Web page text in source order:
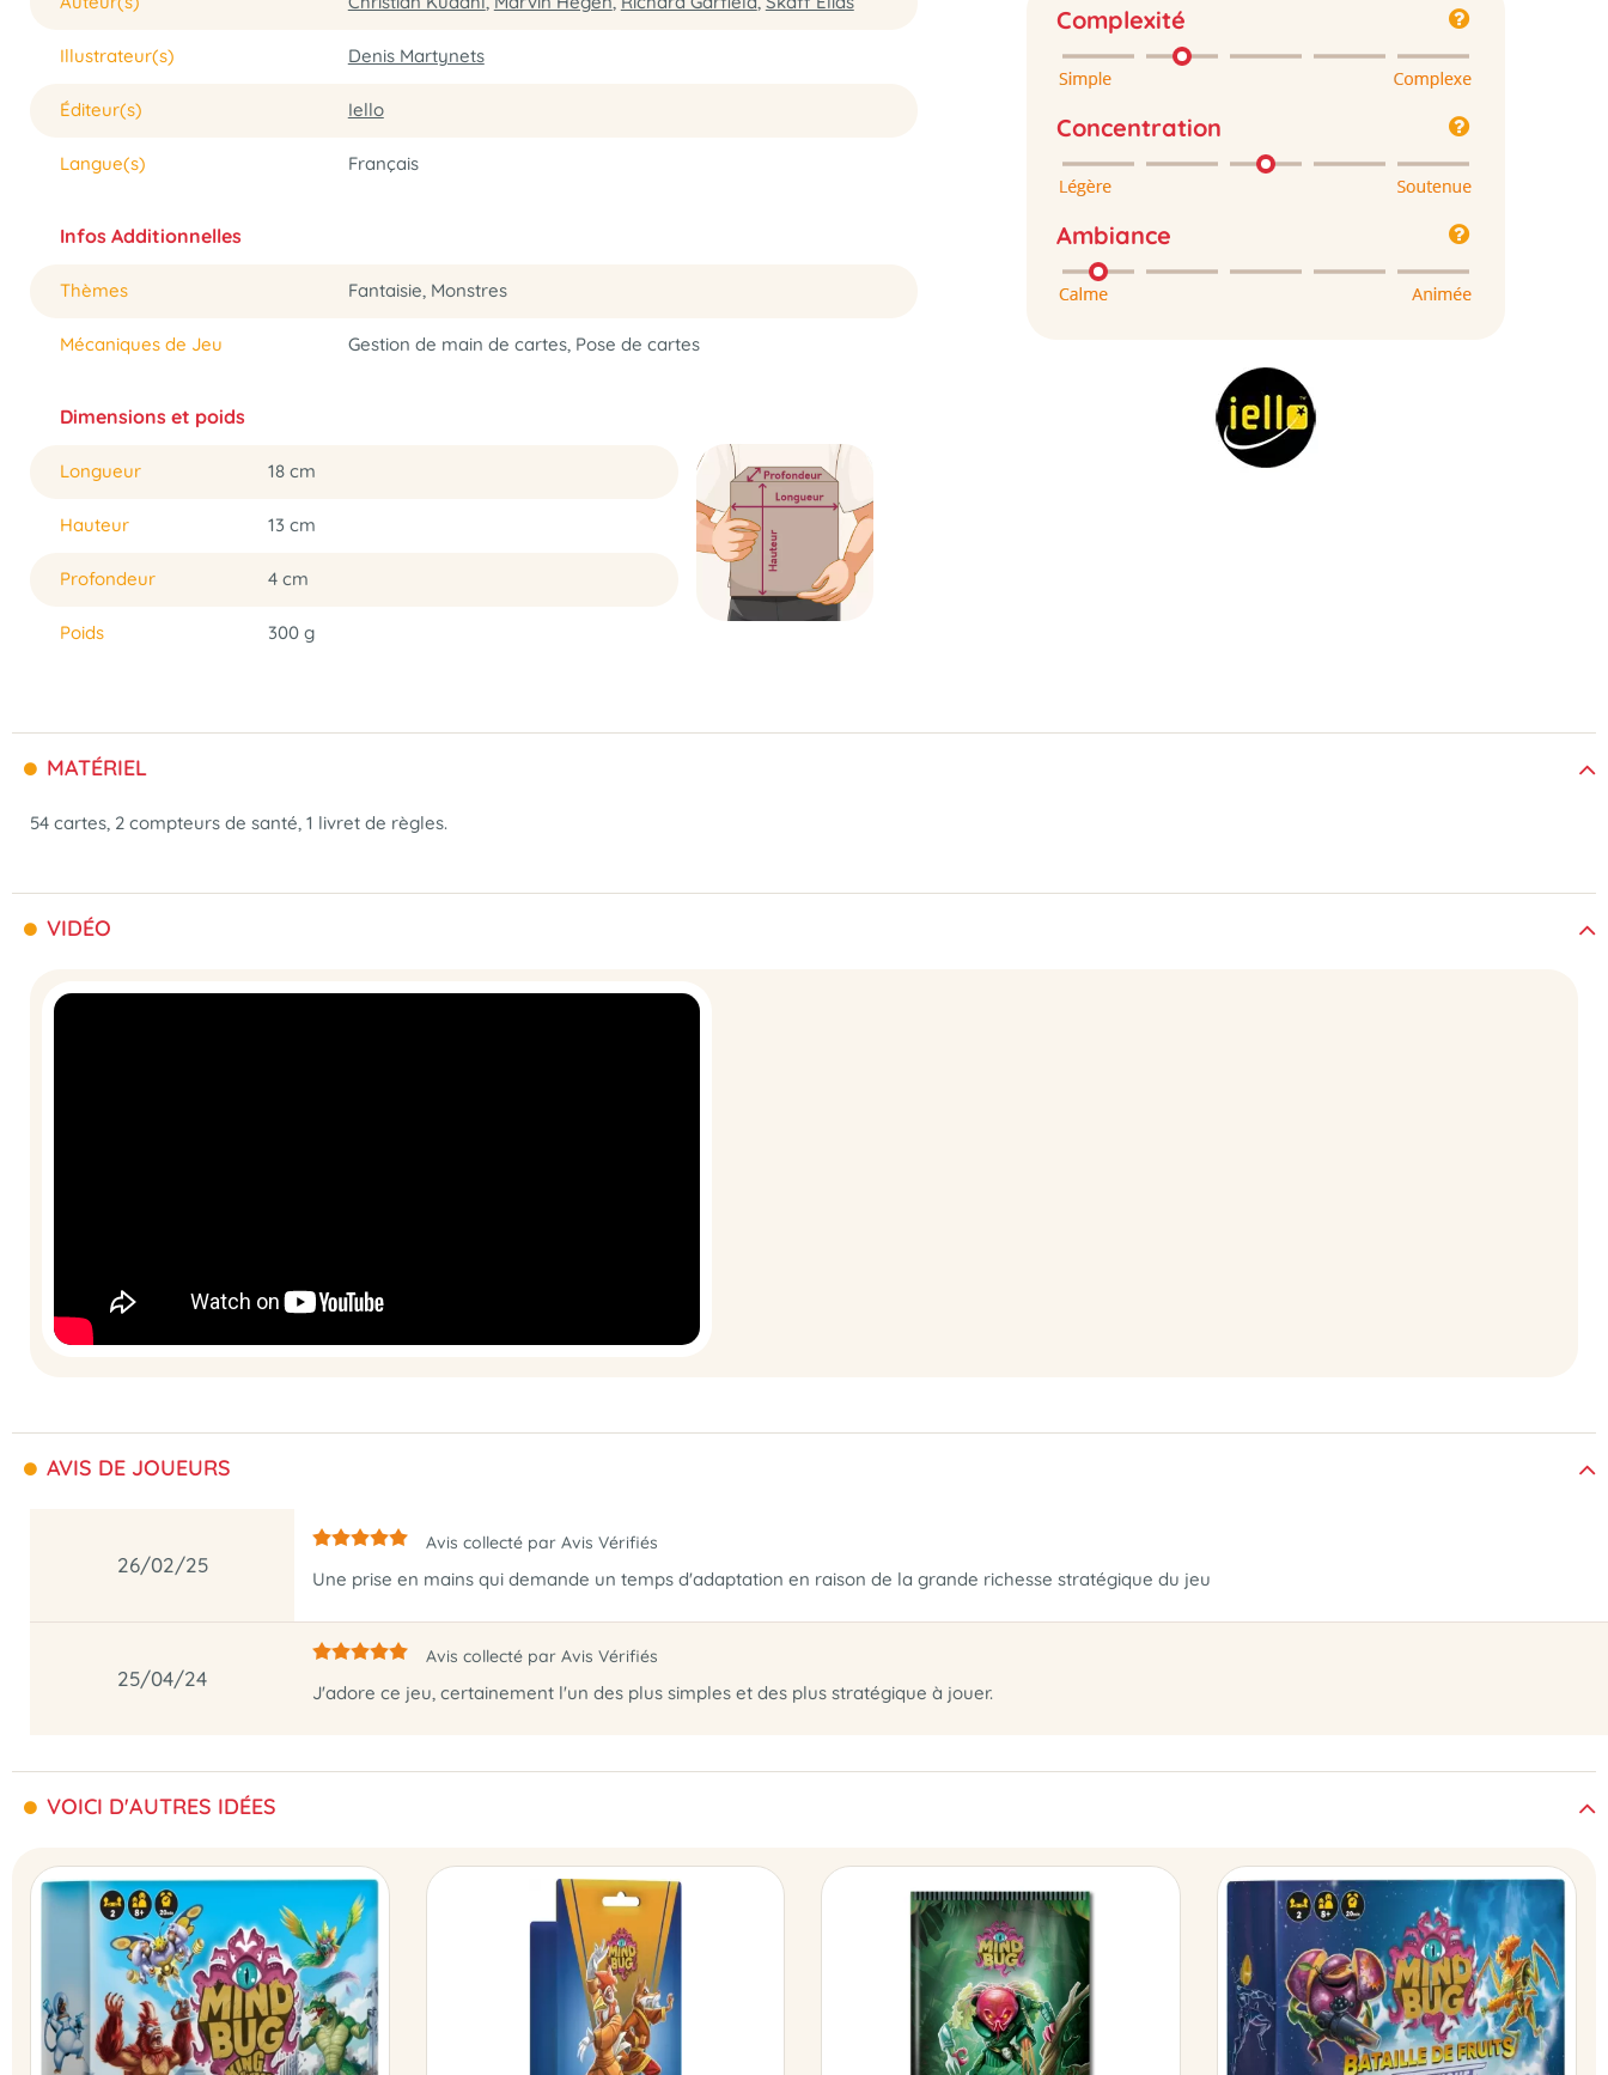
Illustrateur(s) Denis Martynets
Éditeur(s) Iello
Langue(s) Français
Infos Additionnelles
Thèmes Fantaisie, Monstres
Mécaniques de Jeu Gestion de main de cartes, Pose de cartes
Dimensions et poids
Longueur 18 cm
Hauteur 13 cm
Profondeur 4 cm
Poids 300 g
Complexité
Concentration
Ambiance
MATÉRIEL
54 cartes, 2 compteurs de santé, 1 livret de règles.
VIDÉO
AVIS DE JOUEURS
26/02/25
Avis collecté par Avis Vérifiés
Une prise en mains qui demande un temps d'adaptation en raison de la grande richesse stratégique du jeu
25/04/24
Avis collecté par Avis Vérifiés
J'adore ce jeu, certainement l'un des plus simples et des plus stratégique à jouer.
VOICI D'AUTRES IDÉES